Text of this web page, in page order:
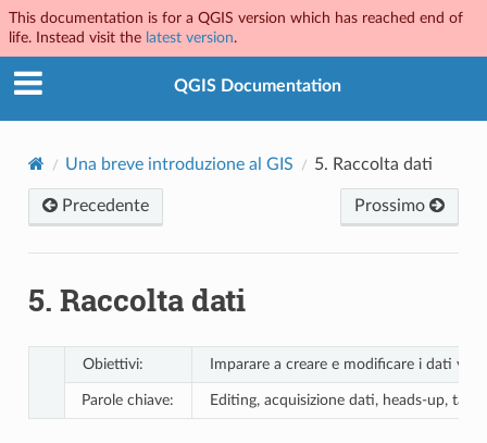
This documentation is for a QGIS version which has reached end of
life. Instead visit the latest version.
QGIS Documentation
Una breve introduzione al GIS 5. Raccolta dati
Precedente Prossimo
5. Raccolta dati
Obiettivi: Imparare a creare e modificare i dati
Parole chiave: Editing, acquisizione dati, heads-up,